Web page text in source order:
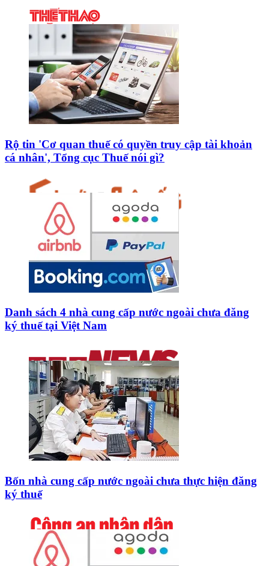
Rộ tin 'Cơ quan thuế có quyền truy cập tài khoản
cá nhân', Tổng cục Thuế nói gì?
Danh sách 4 nhà cung cấp nước ngoài chưa đăng
ký thuế tại Việt Nam
Bốn nhà cung cấp nước ngoài chưa thực hiện đăng
ký thuế